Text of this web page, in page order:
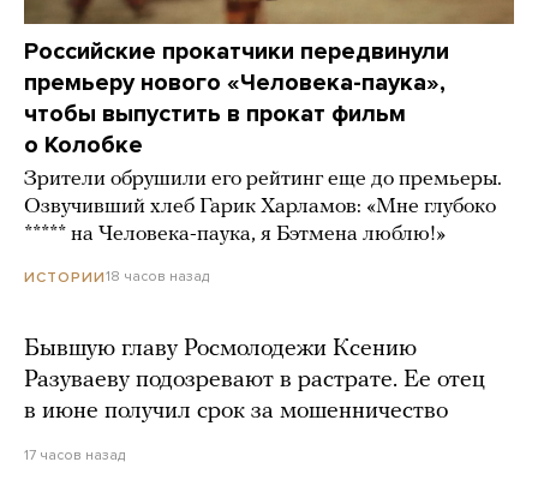
Российские прокатчики передвинули
премьеру нового «Человека-паука»,
чтобы выпустить в прокат фильм
о Колобке
Зрители обрушили его рейтинг еще до премьеры.
Озвучивший хлеб Гарик Харламов: «Мне глубоко
***** на Человека-паука, я Бэтмена люблю!»
ИСТОРИИ18 часов назад
Бывшую главу Росмолодежи Ксению
Разуваеву подозревают в растрате. Ее отец
в июне получил срок за мошенничество
17 часов назад